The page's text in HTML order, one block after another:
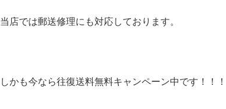
当店では郵送修理にも対応しております。
しかも今なら往復送料無料キャンペーン中です！！！